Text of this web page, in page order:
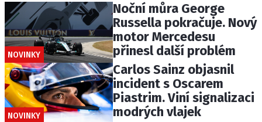
NOVINKY
Noční můra George
Russella pokračuje. Nový
motor Mercedesu
přinesl další problém
NOVINKY
Carlos Sainz objasnil
incident s Oscarem
Piastrim. Viní signalizaci
modrých vlajek